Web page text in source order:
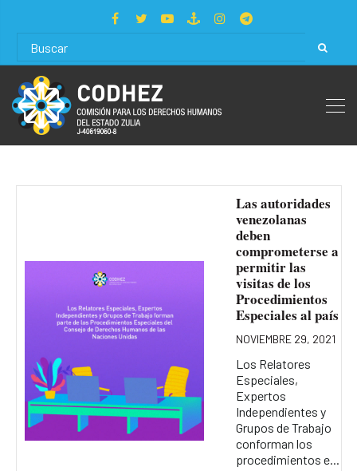
Las autoridades
venezolanas
deben
comprometerse a
permitir las
visitas de los
Procedimientos
Especiales al país
NOVIEMBRE 29, 2021
Los Relatores
Especiales,
Expertos
Independientes y
Grupos de Trabajo
conforman los
procedimientos e...